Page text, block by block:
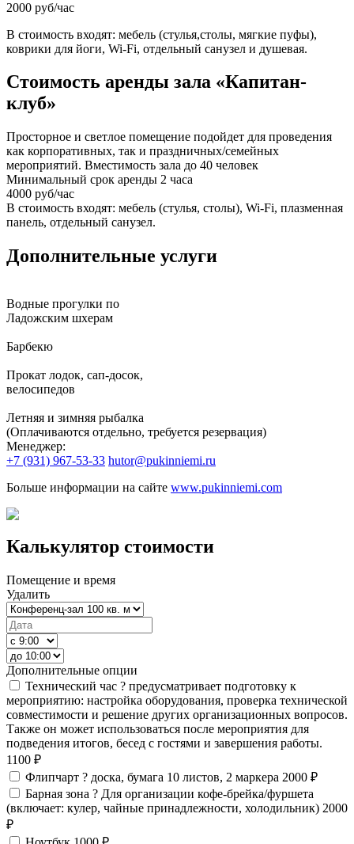
2000 руб/час
В стоимость входят: мебель (стулья,столы, мягкие пуфы),
коврики для йоги, Wi-Fi, отдельный санузел и душевая.
Стоимость аренды зала «Капитан-
клуб»
Просторное и светлое помещение подойдет для проведения
как корпоративных, так и праздничных/семейных
мероприятий. Вместимость зала до 40 человек
Минимальный срок аренды 2 часа
4000 руб/час
В стоимость входят: мебель (стулья, столы), Wi-Fi, плазменная
панель, отдельный санузел.
Дополнительные услуги
Водные прогулки по
Ладожским шхерам
Барбекю
Прокат лодок, сап-досок,
велосипедов
Летняя и зимняя рыбалка
(Оплачиваются отдельно, требуется резервация)
Менеджер:
+7 (931) 967-53-33 hutor@pukinniemi.ru
Больше информации на сайте www.pukinniemi.com
Калькулятор стоимости
Помещение и время
Удалить
Дополнительные опции
Технический час ? предусматривает подготовку к
мероприятию: настройка оборудования, проверка технической
совместимости и решение других организационных вопросов.
Также он может использоваться после мероприятия для
подведения итогов, бесед с гостями и завершения работы.
1100 ₽
Флипчарт ? доска, бумага 10 листов, 2 маркера 2000 ₽
Барная зона ? Для организации кофе-брейка/фуршета
(включает: кулер, чайные принадлежности, холодильник) 2000
₽